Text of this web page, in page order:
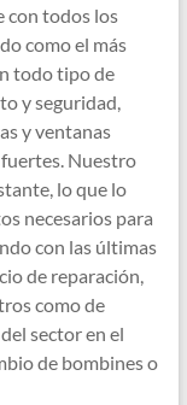
con todos los
como el más
todo tipo de
y seguridad,
y ventanas
Nuestro
lo que lo
necesarios para
con las últimas
de reparación,
como de
sector en el
de bombines o